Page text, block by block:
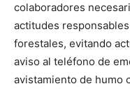
colaboradores
actitudes
forestales, evitando
aviso al teléfono de
avistamiento de humo